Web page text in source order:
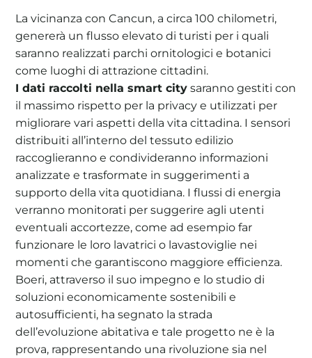
La vicinanza con Cancun, a circa 100 chilometri,
genererà un flusso elevato di turisti per i quali
saranno realizzati parchi ornitologici e botanici
come luoghi di attrazione cittadini.
I dati raccolti nella smart city saranno gestiti con
il massimo rispetto per la privacy e utilizzati per
migliorare vari aspetti della vita cittadina. I sensori
distribuiti all’interno del tessuto edilizio
raccoglieranno e condivideranno informazioni
analizzate e trasformate in suggerimenti a
supporto della vita quotidiana. I flussi di energia
verranno monitorati per suggerire agli utenti
eventuali accortezze, come ad esempio far
funzionare le loro lavatrici o lavastoviglie nei
momenti che garantiscono maggiore efficienza.
Boeri, attraverso il suo impegno e lo studio di
soluzioni economicamente sostenibili e
autosufficienti, ha segnato la strada
dell’evoluzione abitativa e tale progetto ne è la
prova, rappresentando una rivoluzione sia nel